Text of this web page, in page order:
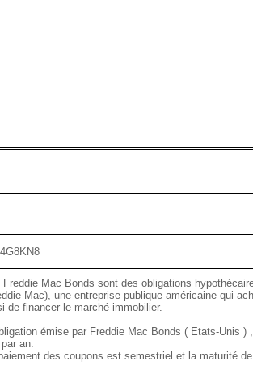
Freddie Mac Bonds sont des obligations
Mac), une entreprise publique américaine qui
de financer le marché immobilier.
émise par Freddie Mac Bonds ( Etats-Unis
an.
des coupons est semestriel et la maturité